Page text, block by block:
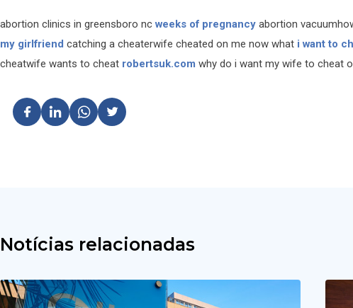
abortion clinics in greensboro nc weeks of pregnancy abortion
my girlfriend catching a cheaterwife cheated on me now what i want to
cheatwife wants to cheat robertsuk.com why do i want my wife to cheat
Notícias relacionadas